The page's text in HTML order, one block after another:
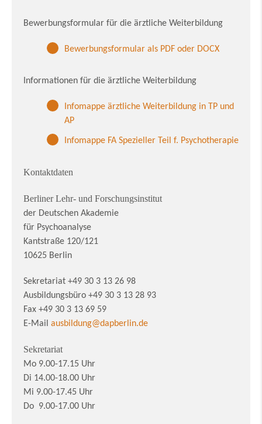
Bewerbungsformular für die ärztliche Weiterbildung
Bewerbungsformular als PDF oder DOCX
Informationen für die ärztliche Weiterbildung
Infomappe ärztliche Weiterbildung in TP und
AP
Infomappe FA Spezieller Teil f. Psychotherapie
Kontaktdaten
Berliner Lehr- und Forschungsinstitut
der Deutschen Akademie
für Psychoanalyse
Kantstraße 120/121
10625 Berlin
Sekretariat +49 30 3 13 26 98
Ausbildungsbüro +49 30 3 13 28 93
Fax +49 30 3 13 69 59
E-Mail ausbildung@dapberlin.de
Sekretariat
Mo 9.00-17.15 Uhr
Di 14.00-18.00 Uhr
Mi 9.00-17.45 Uhr
Do 9.00-17.00 Uhr